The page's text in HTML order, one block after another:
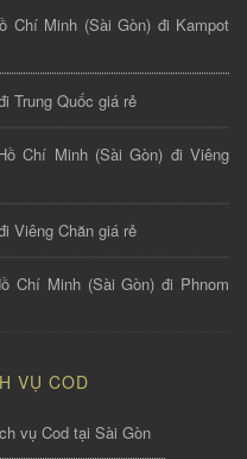
Chí Minh (Sài Gòn) đi Kampot
Trung Quốc giá rẻ
Chí Minh (Sài Gòn) đi Viêng
Viêng Chăn giá rẻ
Chí Minh (Sài Gòn) đi Phnom
VỤ COD
vụ Cod tại Sài Gòn